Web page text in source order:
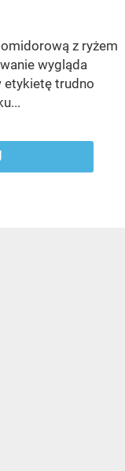
z ryżem
wygląda
etykietę trudno